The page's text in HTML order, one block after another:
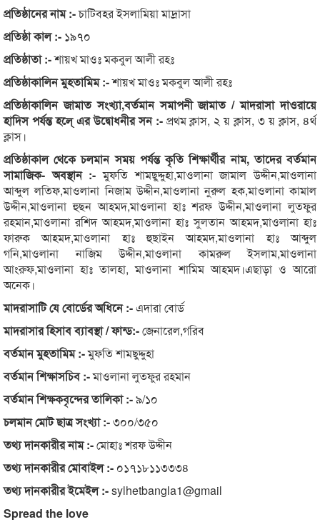
প্রতিষ্ঠানের নাম :-চাটিবহর ইসলামিয়া মাদ্রাসা
প্রতিষ্ঠা কাল :- ১৯৭০
প্রতিষ্ঠাতা :-শায়খ মাওঃ মকবুল আলী রহঃ
প্রতিষ্ঠাকালিন মুহতামিম :-শায়খ মাওঃ মকবুল আলী রহঃ
প্রতিষ্ঠাকালিন জামাত সংখ্যা,বর্তমান সমাপনী জামাত / মাদরাসা দাওরায়ে
হাদিস পর্যন্ত হলে্ এর উদ্বোধনীর সন :- প্রথম ক্লাস, ২ য় ক্লাস, ৩ য় ক্লাস, ৪র্থ
ক্লাস।
প্রতিষ্ঠাকাল থেকে চলমান সময় পর্যন্ত কৃতি শিক্ষার্থীর নাম, তাদের বর্তমান
সামাজিক- অবস্থান :-মুফতি শামছুদ্দুহা,মাওলানা জামাল উদ্দীন,মাওলানা
আব্দুল লতিফ,মাওলানা নিজাম উদ্দীন,মাওলানা নুরুল হক,মাওলানা কামাল
উদ্দীন,মাওলানা হুছন আহমদ,মাওলানা হাঃ শরফ উদ্দীন,মাওলানা লুতফুর
রহমান,মাওলানা রশিদ আহমদ,মাওলানা হাঃ সুলতান আহমদ,মাওলানা হাঃ
ফারুক আহমদ,মাওলানা হাঃ হুছাইন আহমদ,মাওলানা হাঃ আব্দুল
গনি,মাওলানা নাজিম উদ্দীন,মাওলানা কামরুল ইসলাম,মাওলানা
আংরুফ,মাওলানা হাঃ তালহা, মাওলানা শামিম আহমদ।এছাড়া ও আরো
অনেক।
মাদরাসাটি যে বোর্ডের অধিনে :-এদারা বোর্ড
মাদরাসার হিসাব ব্যাবস্থা / ফান্ড:-জেনারেল,গরিব
বর্তমান মুহতামিম :-মুফতি শামছুদ্দুহা
বর্তমান শিক্ষাসচিব :-মাওলানা লুতফুর রহমান
বর্তমান শিক্ষকবৃন্দের তালিকা :-৯/১০
চলমান মোট ছাত্র সংখ্যা :-৩০০/৩৫০
তথ্য দানকারীর নাম :-মোহাঃ শরফ উদ্দীন
তথ্য দানকারীর মোবাইল :- ০১৭১৮১১৩৩৩৪
তথ্য দানকারীর ইমেইল :-sylhetbangla1@gmail
Spread the love